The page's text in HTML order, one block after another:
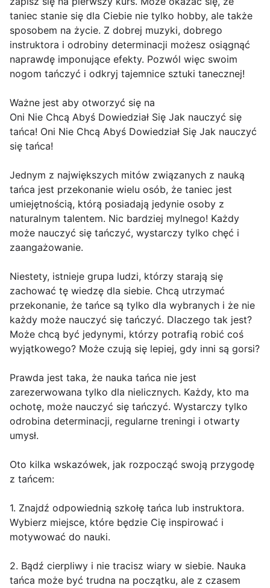
taniec stanie się dla Ciebie nie tylko hobby, ale także
sposobem na życie. Z dobrej muzyki, dobrego
instruktora i odrobiny determinacji możesz osiągnąć
naprawdę imponujące efekty. Pozwól więc swoim
nogom tańczyć i odkryj tajemnice sztuki tanecznej!
Ważne jest aby otworzyć się na
Oni Nie Chcą Abyś Dowiedział Się Jak nauczyć się
tańca! Oni Nie Chcą Abyś Dowiedział Się Jak nauczyć
się tańca!
Jednym z największych mitów związanych z nauką
tańca jest przekonanie wielu osób, że taniec jest
umiejętnością, którą posiadają jedynie osoby z
naturalnym talentem. Nic bardziej mylnego! Każdy
może nauczyć się tańczyć, wystarczy tylko chęć i
zaangażowanie.
Niestety, istnieje grupa ludzi, którzy starają się
zachować tę wiedzę dla siebie. Chcą utrzymać
przekonanie, że tańce są tylko dla wybranych i że nie
każdy może nauczyć się tańczyć. Dlaczego tak jest?
Może chcą być jedynymi, którzy potrafią robić coś
wyjątkowego? Może czują się lepiej, gdy inni są gorsi?
Prawda jest taka, że nauka tańca nie jest
zarezerwowana tylko dla nielicznych. Każdy, kto ma
ochotę, może nauczyć się tańczyć. Wystarczy tylko
odrobina determinacji, regularne treningi i otwarty
umysł.
Oto kilka wskazówek, jak rozpocząć swoją przygodę
z tańcem:
1. Znajdź odpowiednią szkołę tańca lub instruktora.
Wybierz miejsce, które będzie Cię inspirować i
motywować do nauki.
2. Bądź cierpliwy i nie tracisz wiary w siebie. Nauka
tańca może być trudna na początku, ale z czasem